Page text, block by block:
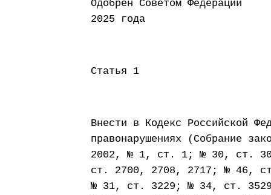
Одобрен
2025 года
Статья 1
Внести в Кодекс Российской
правонарушениях (Собрание
2002, № 1, ст. 1; № 30, ст.
ст. 2700, 2708, 2717; № 46,
№ 31, ст. 3229; № 34, ст.